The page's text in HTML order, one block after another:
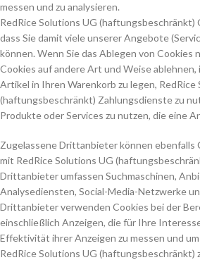
messen und zu analysieren.
RedRice Solutions UG (haftungsbeschränkt)
dass Sie damit viele unserer Angebote
können. Wenn Sie das Ablegen von Cookies
Cookies auf andere Art und Weise ablehnen,
Artikel in Ihren Warenkorb zu legen, RedRice
(haftungsbeschränkt) Zahlungsdienste zu
Produkte oder Services zu nutzen, die eine
Zugelassene Drittanbieter können ebenfalls
mit RedRice Solutions UG
Drittanbieter umfassen Suchmaschinen,
Analysediensten, Social-Media-Netzwerke
Drittanbieter verwenden Cookies bei der
einschließlich Anzeigen, die für Ihre
Effektivität ihrer Anzeigen zu messen und
RedRice Solutions UG (haftungsbeschränkt)